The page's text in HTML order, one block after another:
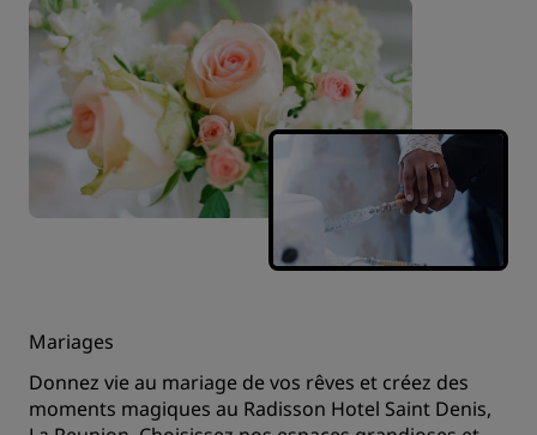
Mariages
Donnez vie au mariage de vos rêves et créez des
moments magiques au Radisson Hotel Saint Denis,